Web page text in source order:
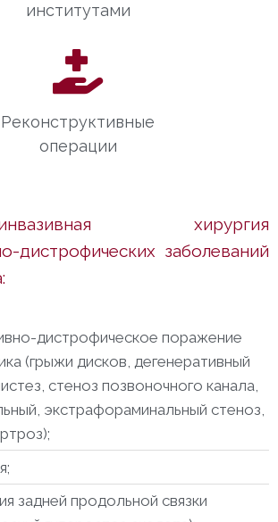
институтами
Реконструктивные
операции
инвазивная хирургия
дистрофических заболеваний
дистрофическое поражение
(грыжи дисков, дегенеративный
стеноз позвоночного канала,
экстрафораминальный стеноз,
задней продольной связки